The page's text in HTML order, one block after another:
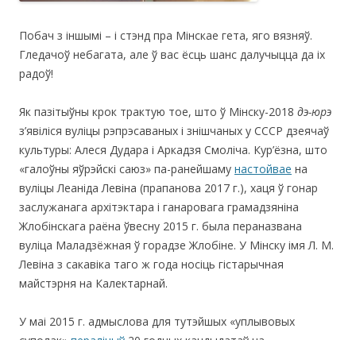
Побач з іншымі – і стэнд пра Мінскае гета, яго вязняў.
Гледачоў небагата, але ў вас ёсць шанс далучыцца да іх
радоў!
Як пазітыўны крок трактую тое, што ў Мінску-2018 дэ-юрэ
з’явіліся вуліцы рэпрэсаваных і знішчаных у СССР дзеячаў
культуры: Алеся Дудара і Аркадзя Смоліча. Кур’ёзна, што
«галоўны яўрэйскі саюз» па-ранейшаму настойвае на
вуліцы Леаніда Левіна (прапанова 2017 г.), хаця ў гонар
заслужанага архітэктара і ганаровага грамадзяніна
Жлобінскага раёна ўвесну 2015 г. была пераназвана
вуліца Маладзёжная ў горадзе Жлобіне. У Мінску імя Л. М.
Левіна з сакавіка таго ж года носіць гістарычная
майстэрня на Калектарнай.
У маі 2015 г. адмыслова для тутэйшых «уплывовых